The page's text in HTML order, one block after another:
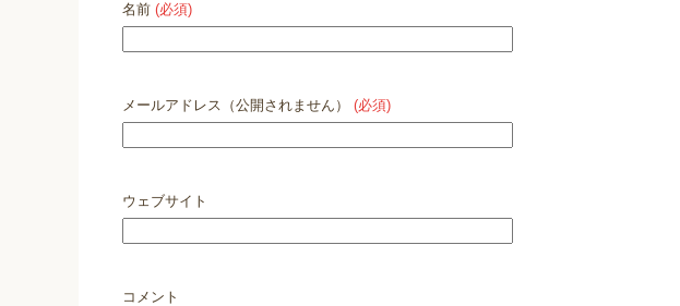
名前 (必須)
メールアドレス（公開されません） (必須)
ウェブサイト
コメント